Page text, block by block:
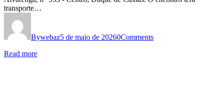
transporte…
Bywebaz5 de maio de 20260Comments
Read more